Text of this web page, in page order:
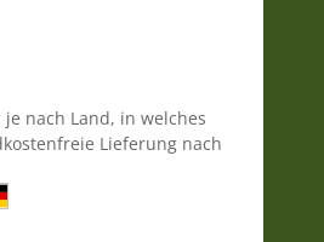
nach Land, in welches
Lieferung nach